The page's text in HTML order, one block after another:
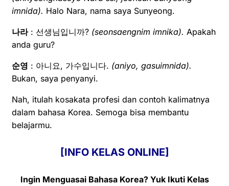
imnida). Halo Nara, nama saya Sunyeong.
나라: 선생님입니까? (seonsaengnim imnika). Apakah
anda guru?
순영 : 아니요, 가수입니다. (aniyo, gasuimnida).
Bukan, saya penyanyi.
Nah, itulah kosakata profesi dan contoh kalimatnya
dalam bahasa Korea. Semoga bisa membantu
belajarmu.
[INFO KELAS ONLINE]
Ingin Menguasai Bahasa Korea? Yuk Ikuti Kelas